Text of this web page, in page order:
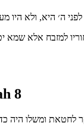
ה׳ היא, ולא
למזבח אלא שמא
8
לחטאת ומשלו היה